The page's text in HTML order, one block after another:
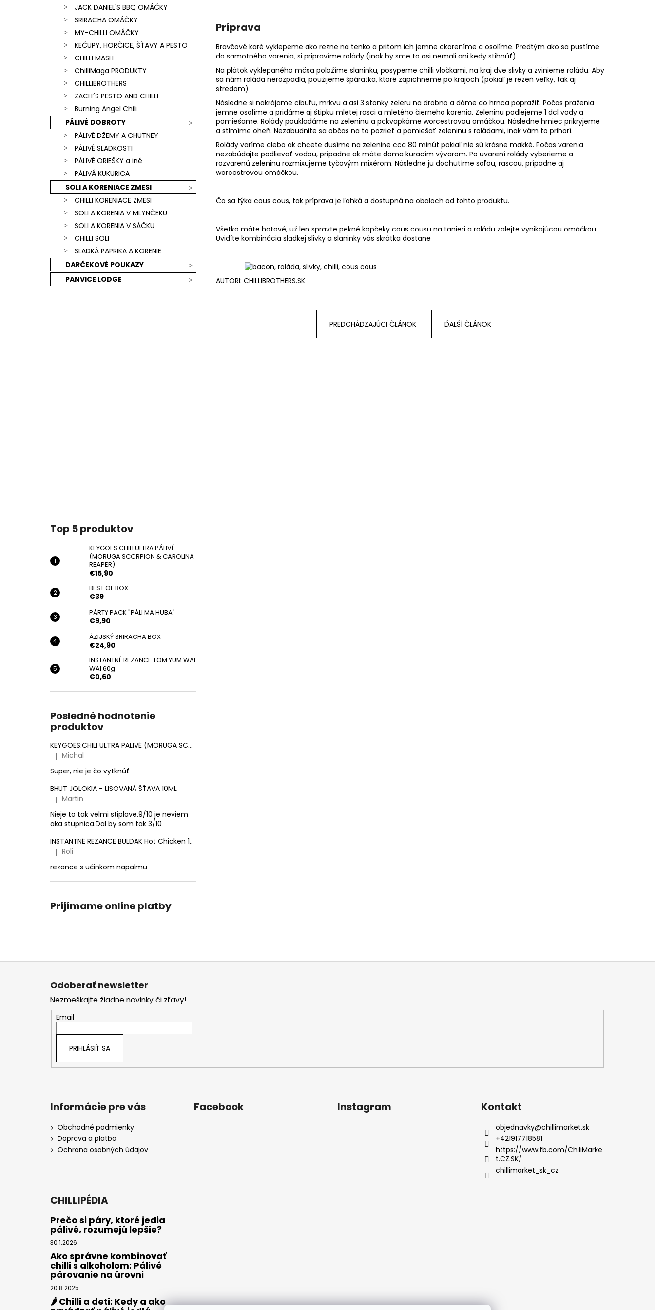
JACK DANIEL'S BBQ OMÁČKY
SRIRACHA OMÁČKY
MY-CHILLI OMÁČKY
KEČUPY, HORČICE, ŠŤAVY A PESTO
CHILLI MASH
ChilliMaga PRODUKTY
CHILLIBROTHERS
ZACH´S PESTO AND CHILLI
Burning Angel Chili
PÁLIVÉ DOBROTY
PÁLIVÉ DŽEMY A CHUTNEY
PÁLIVÉ SLADKOSTI
PÁLIVÉ ORIEŠKY a iné
PÁLIVÁ KUKURICA
SOLI A KORENIACE ZMESI
CHILLI KORENIACE ZMESI
SOLI A KORENIA V MLYNČEKU
SOLI A KORENIA V SÁČKU
CHILLI SOLI
SLADKÁ PAPRIKA A KORENIE
DARČEKOVÉ POUKAZY
PANVICE LODGE
Top 5 produktov
KEYGOES:CHILI ULTRA PÁLIVÉ
(MORUGA SCORPION & CAROLINA
REAPER)
€15,90
BEST OF BOX
€39
PÁRTY PACK "PÁLI MA HUBA"
€9,90
ÁZIJSKÝ SRIRACHA BOX
€24,90
INSTANTNÉ REZANCE TOM YUM WAI
WAI 60g
€0,60
Posledné hodnotenie
produktov
KEYGOES:CHILI ULTRA PÁLIVÉ (MORUGA SCORPION & CAROLINA REAPER)
Hodnotenie produktu je 5 z 5 hviezdičiek.
| Michal
Super, nie je čo vytknúť
BHUT JOLOKIA - LISOVANÁ ŠŤAVA 10ML
Hodnotenie produktu je 3 z 5 hviezdičiek.
| Martin
Nieje to tak velmi stiplave.9/10 je neviem
aka stupnica.Dal by som tak 3/10
INSTANTNÉ REZANCE BULDAK Hot Chicken 140g
Hodnotenie produktu je 5 z 5 hviezdičiek.
| Roli
rezance s učinkom napalmu
Prijímame online platby
Príprava
Bravčové karé vyklepeme ako rezne na tenko a pritom ich jemne okoreníme a osolíme. Predtým ako sa pustíme
do samotného varenia, si pripravíme rolády (inak by sme to asi nemali ani kedy stihnúť).
Na plátok vyklepaného mäsa položíme slaninku, posypeme chilli vločkami, na kraj dve slivky a zvinieme roládu. Aby
sa nám roláda nerozpadla, použijeme špáratká, ktoré zapichneme po krajoch (pokiaľ je rezeň veľký, tak aj
stredom)
Následne si nakrájame cibuľu, mrkvu a asi 3 stonky zeleru na drobno a dáme do hrnca popražiť. Počas praženia
jemne osolíme a pridáme aj štipku mletej rasci a mletého čierneho korenia. Zeleninu podlejeme 1 dcl vody a
pomiešame. Rolády poukladáme na zeleninu a pokvapkáme worcestrovou omáčkou. Následne hrniec prikryjeme
a stlmíme oheň. Nezabudnite sa občas na to pozrieť a pomiešať zeleninu s roládami, inak vám to prihorí.
Rolády varíme alebo ak chcete dusíme na zelenine cca 80 minút pokiaľ nie sú krásne mäkké. Počas varenia
nezabúdajte podlievať vodou, prípadne ak máte doma kuracím vývarom. Po uvarení rolády vyberieme a
rozvarenú zeleninu rozmixujeme tyčovým mixérom. Následne ju dochutíme soľou, rascou, prípadne aj
worcestrovou omáčkou.
Čo sa týka cous cous, tak príprava je ľahká a dostupná na obaloch od tohto produktu.
Všetko máte hotové, už len spravte pekné kopčeky cous cousu na tanieri a roládu zalejte vynikajúcou omáčkou.
Uvidíte kombinácia sladkej slivky a slaninky vás skrátka dostane
AUTORI: CHILLIBROTHERS.SK
PREDCHÁDZAJÚCI ČLÁNOK ĎALŠÍ ČLÁNOK
Z
Odoberať newsletter
Nezmeškajte žiadne novinky či zľavy!
Email
PRIHLÁSIŤ SA
Informácie pre vás
Obchodné podmienky
Doprava a platba
Ochrana osobných údajov
Facebook Instagram Kontakt
objednavky@chillimarket.sk
+421917718581
https://www.fb.com/ChiliMarke
t.CZ.SK/
chillimarket_sk_cz
CHILLIPÉDIA
Prečo si páry, ktoré jedia
pálivé, rozumejú lepšie?
30.1.2026
Ako správne kombinovať
chilli s alkoholom: Pálivé
párovanie na úrovni
20.8.2025
🌶️ Chilli a deti: Kedy a ako